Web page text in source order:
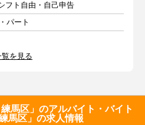
フト自由・自己申告
パート
を見る
馬区」のアルバイト・バイト
馬区」の求人情報